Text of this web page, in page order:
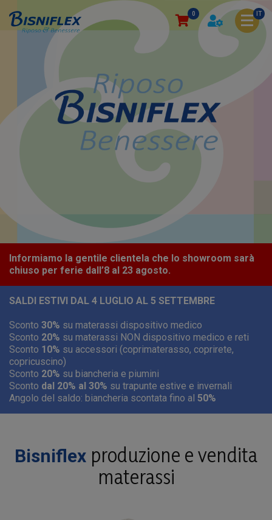
0 IT
Informiamo la gentile clientela che lo showroom sarà
chiuso per ferie dall’8 al 23 agosto.
SALDI ESTIVI DAL 4 LUGLIO AL 5 SETTEMBRE
Sconto 30% su materassi dispositivo medico
Sconto 20% su materassi NON dispositivo medico e reti
Sconto 10% su accessori (coprimaterasso, coprirete,
copricuscino)
Sconto 20% su biancheria e piumini
Sconto dal 20% al 30% su trapunte estive e invernali
Angolo del saldo: biancheria scontata fino al 50%
Bisniflex produzione e vendita
materassi